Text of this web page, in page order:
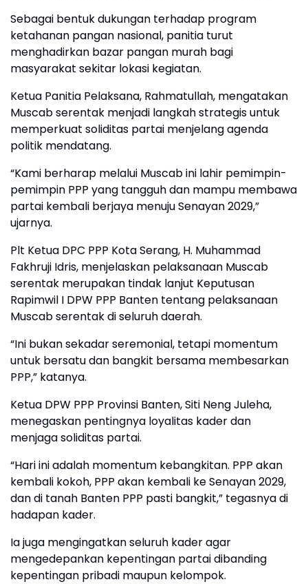
Sebagai bentuk dukungan terhadap program
ketahanan pangan nasional, panitia turut
menghadirkan bazar pangan murah bagi
masyarakat sekitar lokasi kegiatan.
Ketua Panitia Pelaksana, Rahmatullah, mengatakan
Muscab serentak menjadi langkah strategis untuk
memperkuat soliditas partai menjelang agenda
politik mendatang.
“Kami berharap melalui Muscab ini lahir pemimpin-
pemimpin PPP yang tangguh dan mampu membawa
partai kembali berjaya menuju Senayan 2029,”
ujarnya.
Plt Ketua DPC PPP Kota Serang, H. Muhammad
Fakhruji Idris, menjelaskan pelaksanaan Muscab
serentak merupakan tindak lanjut Keputusan
Rapimwil I DPW PPP Banten tentang pelaksanaan
Muscab serentak di seluruh daerah.
“Ini bukan sekadar seremonial, tetapi momentum
untuk bersatu dan bangkit bersama membesarkan
PPP,” katanya.
Ketua DPW PPP Provinsi Banten, Siti Neng Juleha,
menegaskan pentingnya loyalitas kader dan
menjaga soliditas partai.
“Hari ini adalah momentum kebangkitan. PPP akan
kembali kokoh, PPP akan kembali ke Senayan 2029,
dan di tanah Banten PPP pasti bangkit,” tegasnya di
hadapan kader.
Ia juga mengingatkan seluruh kader agar
mengedepankan kepentingan partai dibanding
kepentingan pribadi maupun kelompok.